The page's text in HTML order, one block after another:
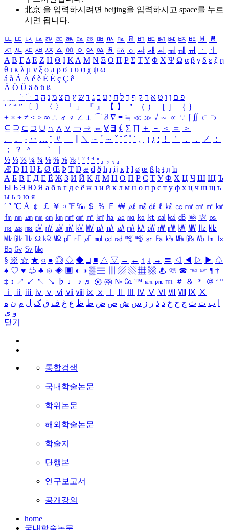
北京 을 입력하시려면 beijing을 입력하시고 space를 누르
시면 됩니다.
ㅥ ㅦ ㅧ ㅨ ㅩ ㅪ ㅫ ㅬ ㅭ ㅮ ㅯ ㅰ ㅱ ㅲ ㅳ ㅴ ㅵ ㅶ ㅷ ㅸ
ㅹ
ㅺ ㅻ ㅼ ㅽ ㅾ ㅿ ㆀ ㆁ ㆂ ㆃ ㆄ ㆅ ㆆ ㆇ ㆈ ㆉ ㆊ ㆋ ㆌ ㆍ
ㆎ
Α Β ΓΔ Ε Ζ Η Θ Ι ΚΛ Μ Ν Ξ Ο Π Ρ Σ ΤΥ Φ Χ Ψ Ω α β γ δ ε ζ η
θ ι κ λ μ ν ξ ο π ρ σ τ υ φ χ ψ ω
á à Á À é è É È ç Ç ê
Ä Ö Ü ä ö ü ß
ִֶֹ ֻּ ׁׂ פ ם ן ו ט א ר ק ף ך ל ח י ע כ ג ד ש ץ ת צ מ נ ה ב
‘ ’ “ ” 〔 〕 〈 〉 「 」 『 』 【 】 ＂ （ ） ［ ］ ｛ ｝
± × ÷ ≠ ≤ ≥ ∞ ∴ ♂ ♀ ∠ ⊥ ⌒ ∂ ∇ ≡ ≒ ≪ ≫ √ ∽ ∝ ∵ ∫ ∬ ∈ ∋
⊆ ⊇ ⊂ ⊃ ∪ ∩ ∧ ∨ ￢ ⇒ ⇔ ∀ ∃ ∮ ∑ ∏ ＋ － ＜ ＝
＞
、
。 · ‥ … ¨ 〃 ― ＼ ∼ ´ ～ ˇ ˘ ˝ ˚ ˙ ¸ ¡ ¿ ː ！ ＇ ， ． ／
：
；
？ ＾ ｀
½ ⅓ ⅔ ¼ ¾ ⅛ ⅜ ⅝ ⅞ ¹ ² ³ ⁴ ⁿ ₁ ₂ ₃ ₄
Æ Ð Ħ Ĳ Ł Ø Œ Þ Ŧ Ŋ æ đ ð ħ ı ĳ ĸ ŀ ł ø œ ß þ ŧ ŋ ŉ
А Б В Г Д Е Ё Ж З И Й К Л М Н О П Р С Т У Ф Х Ц Ч Ш Щ Ъ
Ы Ь Э Ю Я а б в г д е ё ж з и й к л м н о п р с т у ф х ц ч ш щ ъ
ы ь э ю я
′ ″ ℃ Å ￠ ￡ ￥ ¤ ℉ ‰ ＄ ％ Ｆ ￦ ㎕ ㎖ ㎗ ℓ ㎘ ㏄ ㎣ ㎤ ㎥ ㎦
㎙ ㎚ ㎛ ㎜ ㎝ ㎞ ㎟ ㎠ ㎡ ㎢ ㏊ ㎍ ㎎ ㎏ ㏏ ㎈ ㎉ ㏈ ㎧ ㎨ ㎰
㎱ ㎲ ㎳ ㎴ ㎵ ㎶ ㎷ ㎸ ㎹ ㎀ ㎁ ㎂ ㎃ ㎄ ㎺ ㎻ ㎽ ㎾ ㎿ ㎐ ㎑
㎒ ㎓ ㎔ Ω ㏀ ㏁ ㎊ ㎋ ㎌ ㏖ ㏅ ㎭ ㎮ ㎯ ㏛ ㎩ ㎪ ㎫ ㎬ ㏝ ㏐
㏓
㏃ ㏉ ㏜ ㏆
§ ※ ☆ ★ ○ ● ◎ ◇ ◆ □ ■ △ ▽ → ← ↑ ↓ ↔ 〓 ◁ ◀ ▷ ▶ ♤
♠ ♡ ♥ ♧ ♣ ⊙ ◈ ▣ ◐ ◑ ▒ ▤ ▨ ▧ ▦ ▩ ♨ ☏ ☎ ☜ ☞ ¶ †
‡ ↕ ↗ ↙ ↖ ↘ ♭ ♩ ♪ ♬ ㉿ ㈜ № ㏇ ™ ㏂ ㏘ ℡ ＃ ＆ ＊ ＠ ª º
ⅰ
ⅱ ⅲ ⅳ ⅴ ⅵ ⅶ ⅷ ⅸ ⅹ Ⅳ Ⅴ Ⅵ Ⅶ Ⅷ Ⅸ Ⅹ
ب ت ث ج ح خ د ذ ر ز س ش ص ض ط ظ ع غ ف ق ک ل م ن ه
و ی
닫기
통합검색
국내학술논문
학위논문
해외학술논문
학술지
단행본
연구보고서
공개강의
home